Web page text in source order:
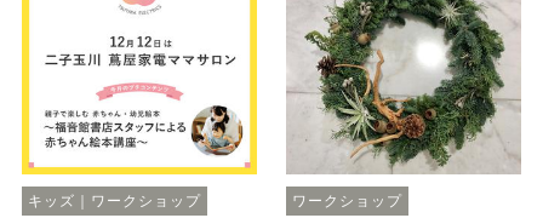
キッズ｜ワークショップ ワークショップ